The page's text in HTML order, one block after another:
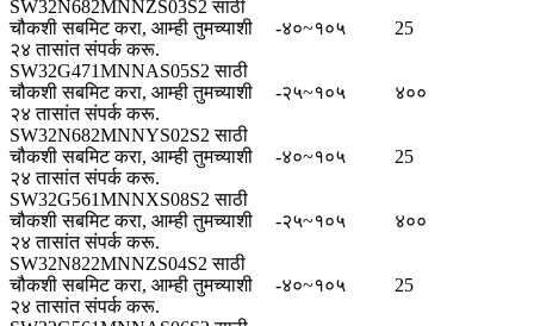
SW32N682MNNZS03S2 साठी
चौकशी सबमिट करा, आम्ही तुमच्याशी
२४ तासांत संपर्क करू.
-४०~१०५ 25
SW32G471MNNAS05S2 साठी
चौकशी सबमिट करा, आम्ही तुमच्याशी
२४ तासांत संपर्क करू.
-२५~१०५ ४००
SW32N682MNNYS02S2 साठी
चौकशी सबमिट करा, आम्ही तुमच्याशी
२४ तासांत संपर्क करू.
-४०~१०५ 25
SW32G561MNNXS08S2 साठी
चौकशी सबमिट करा, आम्ही तुमच्याशी
२४ तासांत संपर्क करू.
-२५~१०५ ४००
SW32N822MNNZS04S2 साठी
चौकशी सबमिट करा, आम्ही तुमच्याशी
२४ तासांत संपर्क करू.
-४०~१०५ 25